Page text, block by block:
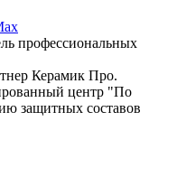
профессиональных
Керамик Про.
центр "По
защитных составов